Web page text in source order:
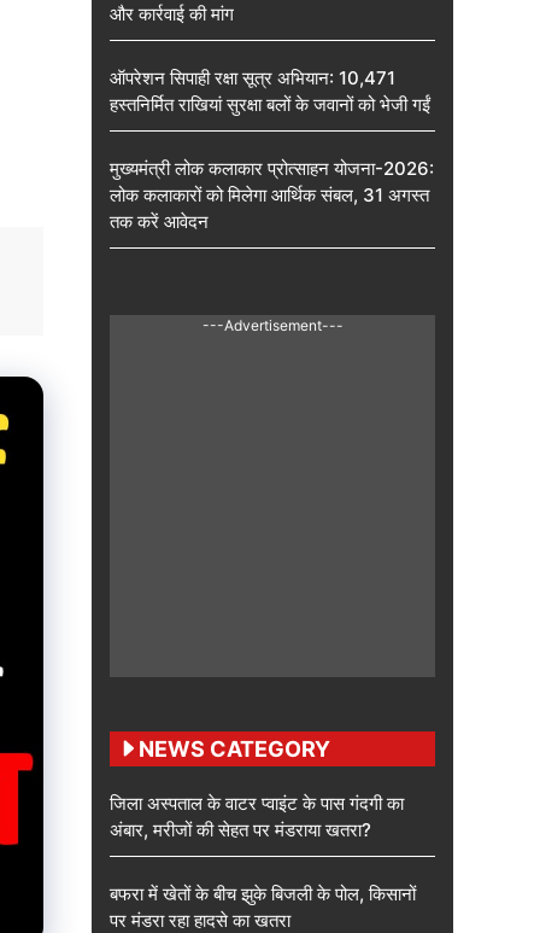
और कार्रवाई की मांग
ऑपरेशन सिपाही रक्षा सूत्र अभियान: 10,471
हस्तनिर्मित राखियां सुरक्षा बलों के जवानों को भेजी गईं
मुख्यमंत्री लोक कलाकार प्रोत्साहन योजना-2026:
लोक कलाकारों को मिलेगा आर्थिक संबल, 31 अगस्त
तक करें आवेदन
---Advertisement---
NEWS CATEGORY
जिला अस्पताल के वाटर प्वाइंट के पास गंदगी का
अंबार, मरीजों की सेहत पर मंडराया खतरा?
बफरा में खेतों के बीच झुके बिजली के पोल, किसानों
पर मंडरा रहा हादसे का खतरा